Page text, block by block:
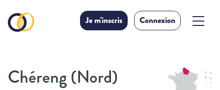
Je m'inscris Connexion
Chéreng (Nord)